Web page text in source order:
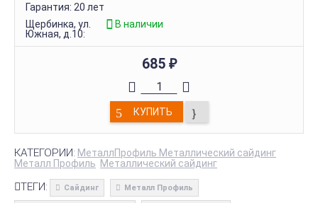
Гарантия: 20 лет
Щербинка, ул.
Южная, д.10:
В наличии
685 ₽
КУПИТЬ
КАТЕГОРИИ: МеталлПрофиль Металлический сайдинг
Металл Профиль Металлический сайдинг
ТЕГИ: Сайдинг Металл Профиль